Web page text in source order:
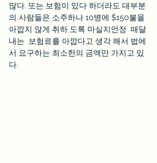
많다. 또는 보험이 있다 하더라도 대부분
의 사람들은 소주하나 10병에 $150불을
아깝지 않게 취하 도록 마실지언정  매달
내는  보험료를 아깝다고 생각 해서 법에
서 요구하는 최소한의 금액만 가지고 있
다.